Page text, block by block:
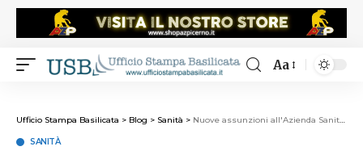
Aa
Ufficio Stampa Basilicata > Blog > Sanità > Nuove assunzioni all'Azienda Sanitaria di Matera
SANITÀ